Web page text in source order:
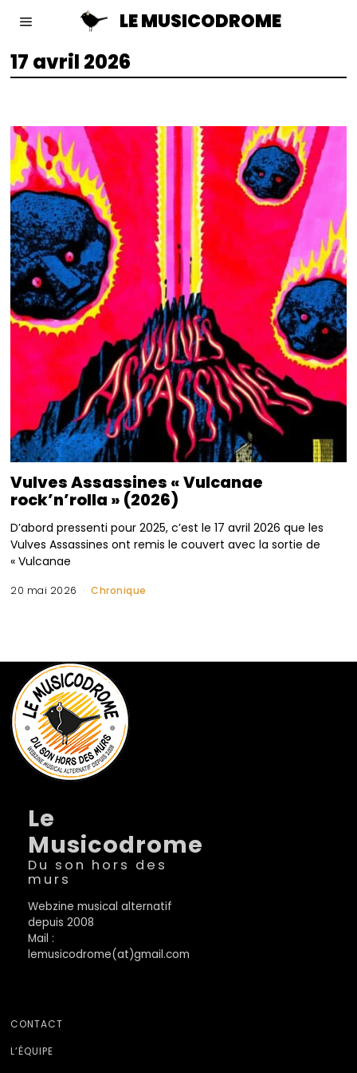
LE MUSICODROME
17 avril 2026
Vulves Assassines « Vulcanae
rock’n’rolla » (2026)
D’abord pressenti pour 2025, c’est le 17 avril 2026 que les
Vulves Assassines ont remis le couvert avec la sortie de
« Vulcanae
20 mai 2026 Chronique
Le
Musicodrome
Du son hors des
murs
Webzine musical alternatif
depuis 2008
Mail :
lemusicodrome(at)gmail.com
CONTACT
L’ÉQUIPE